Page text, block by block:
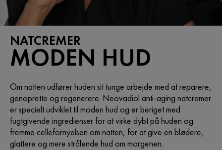
NATCREMER
MODEN HUD
Om natten udfører huden sit tunge arbejde med at reparere,
genoprette og regenerere. Neovadiol anti-aging natcremer
er specielt udviklet til moden hud og er beriget med
fugtgivende ingredienser for at virke dybt på huden og
fremme cellefornyelsen om natten, for at give en blødere,
glattere og mere strålende hud om morgenen.